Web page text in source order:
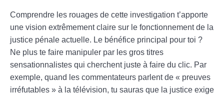
Comprendre les rouages de cette investigation t’apporte
une vision extrêmement claire sur le fonctionnement de la
justice pénale actuelle. Le bénéfice principal pour toi ?
Ne plus te faire manipuler par les gros titres
sensationnalistes qui cherchent juste à faire du clic. Par
exemple, quand les commentateurs parlent de « preuves
irréfutables » à la télévision, tu sauras que la justice exige